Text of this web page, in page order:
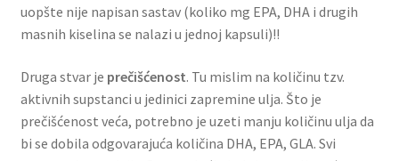
uopšte nije napisan sastav (koliko mg EPA, DHA i drugih
masnih kiselina se nalazi u jednoj kapsuli)!!
Druga stvar je prečišćenost. Tu mislim na količinu tzv.
aktivnih supstanci u jedinici zapremine ulja. Što je
prečišćenost veća, potrebno je uzeti manju količinu ulja da
bi se dobila odgovarajuća količina DHA, EPA, GLA. Svi